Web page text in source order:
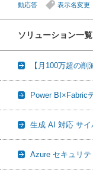
動応答
表示名変更
ソリューション一覧
【月100万超の
Power BI×Fabric
生成 AI 対応 サイ
Azure セキュリ